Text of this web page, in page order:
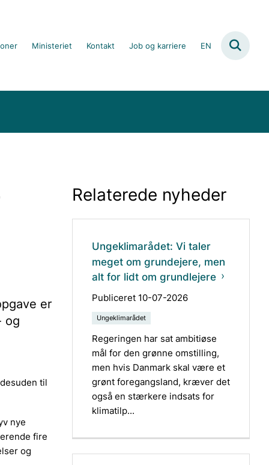
Ministeriet Kontakt Job og karriere EN
er
og
til
nye
fire
og
Relaterede nyheder
Ungeklimarådet: Vi taler
meget om grundejere, men
alt for lidt om grundlejere
Publiceret 10-07-2026
Ungeklimarådet
Regeringen har sat ambitiøse
mål for den grønne omstilling,
men hvis Danmark skal være et
grønt foregangsland, kræver det
også en stærkere indsats for
klimatilp...